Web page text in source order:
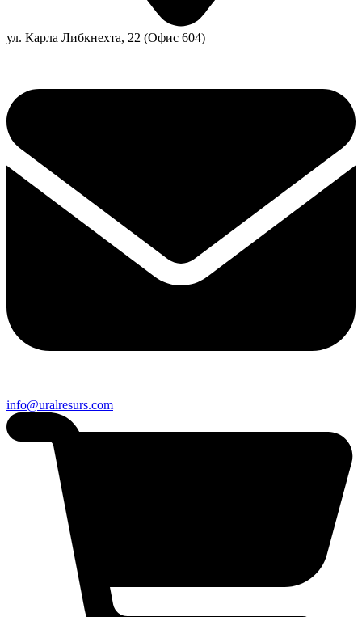
ул. Карла Либкнехта, 22 (Офис 604)
info@uralresurs.com